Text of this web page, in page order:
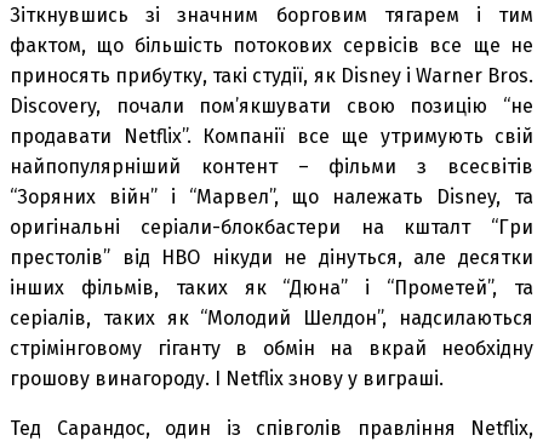
Зіткнувшись зі значним борговим тягарем і тим
фактом, що більшість потокових сервісів все ще не
приносять прибутку, такі студії, як Disney і Warner Bros.
Discovery, почали пом’якшувати свою позицію “не
продавати Netflix”. Компанії все ще утримують свій
найпопулярніший контент – фільми з всесвітів
“Зоряних війн” і “Марвел”, що належать Disney, та
оригінальні серіали-блокбастери на кшталт “Гри
престолів” від HBO нікуди не дінуться, але десятки
інших фільмів, таких як “Дюна” і “Прометей”, та
серіалів, таких як “Молодий Шелдон”, надсилаються
стрімінговому гіганту в обмін на вкрай необхідну
грошову винагороду. І Netflix знову у виграші.
Тед Сарандос, один із співголів правління Netflix,